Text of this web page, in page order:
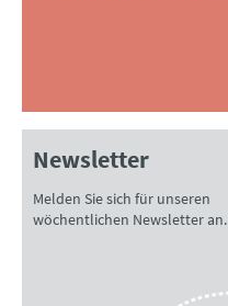
Newsletter
Melden Sie sich für unseren
wöchentlichen Newsletter an.